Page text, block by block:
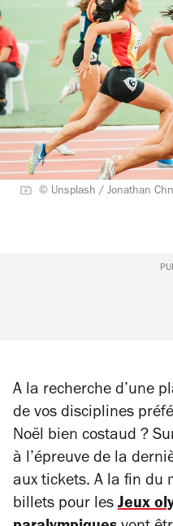
© Unsplash / Jonathan
A la recherche d’une
de vos disciplines
Noël bien costaud ?
à l’épreuve de la
aux tickets. A la fin du
billets pour les Jeux